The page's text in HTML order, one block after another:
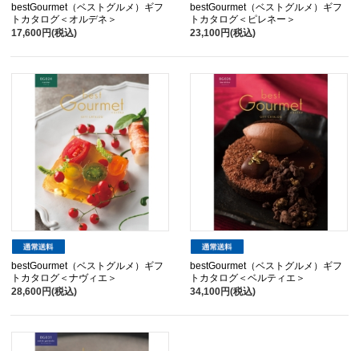
bestGourmet（ベストグルメ）ギフ
トカタログ＜オルデネ＞
17,600円(税込)
bestGourmet（ベストグルメ）ギフ
トカタログ＜ピレネー＞
23,100円(税込)
bestGourmet（ベストグルメ）ギフ
トカタログ＜ナヴィエ＞
28,600円(税込)
bestGourmet（ベストグルメ）ギフ
トカタログ＜ベルティエ＞
34,100円(税込)